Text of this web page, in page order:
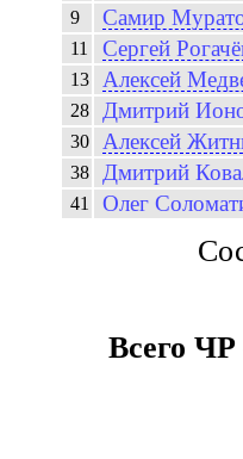
9
Самир
11
Сергей
13
Алексей
28
Дмитрий
30
Алексей
38
Дмитрий
41
Олег
Всего ЧР